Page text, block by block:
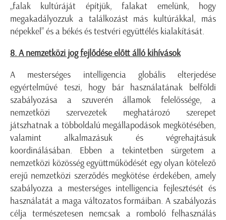
„falak kultúráját építjük, falakat emelünk, hogy
megakadályozzuk a találkozást más kultúrákkal, más
népekkel” és a békés és testvéri együttélés kialakítását.
8. A nemzetközi jog fejlődése előtt álló kihívások
A mesterséges intelligencia globális elterjedése
egyértelművé teszi, hogy bár használatának belföldi
szabályozása a szuverén államok felelőssége, a
nemzetközi szervezetek meghatározó szerepet
játszhatnak a többoldalú megállapodások megkötésében,
valamint alkalmazásuk és végrehajtásuk
koordinálásában. Ebben a tekintetben sürgetem a
nemzetközi közösség együttműködését egy olyan kötelező
erejű nemzetközi szerződés megkötése érdekében, amely
szabályozza a mesterséges intelligencia fejlesztését és
használatát a maga változatos formáiban. A szabályozás
célja természetesen nemcsak a romboló felhasználás